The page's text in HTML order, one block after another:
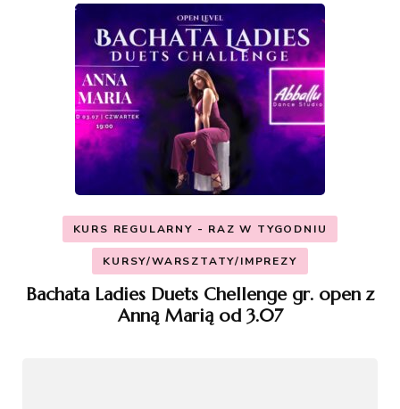
KURS REGULARNY - RAZ W TYGODNIU
KURSY/WARSZTATY/IMPREZY
Bachata Ladies Duets Chellenge gr. open z
Anną Marią od 3.07